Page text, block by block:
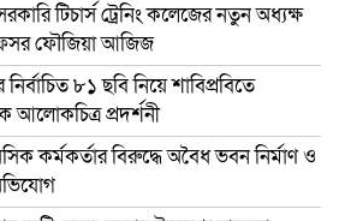
টিচার্স ট্রেনিং কলেজের নতুন অধ্যক্ষ
ফৌজিয়া আজিজ
৮১ ছবি নিয়ে শাবিপ্রবিতে
আলোকচিত্র প্রদর্শনী
কর্মকর্তার বিরুদ্ধে অবৈধ ভবন নির্মাণ ও